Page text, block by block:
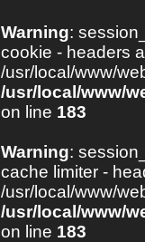
Warning:
cookie - headers
/usr/local/www/
/usr/local/www/
on line 183
Warning:
cache limiter -
/usr/local/www/
/usr/local/www/
on line 183